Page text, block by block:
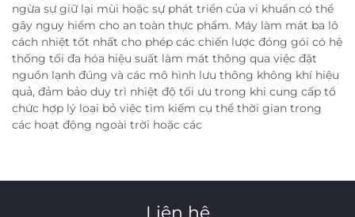
ngừa sự giữ lại mùi hoặc sự phát triển của vi khuẩn có thể
gây nguy hiểm cho an toàn thực phẩm. Máy làm mát ba lô
cách nhiệt tốt nhất cho phép các chiến lược đóng gói có hệ
thống tối đa hóa hiệu suất làm mát thông qua việc đặt
nguồn lạnh đúng và các mô hình lưu thông không khí hiệu
quả, đảm bảo duy trì nhiệt độ tối ưu trong khi cung cấp tổ
chức hợp lý loại bỏ việc tìm kiếm cụ thể thời gian trong
các hoạt động ngoài trời hoặc các
Liên hệ